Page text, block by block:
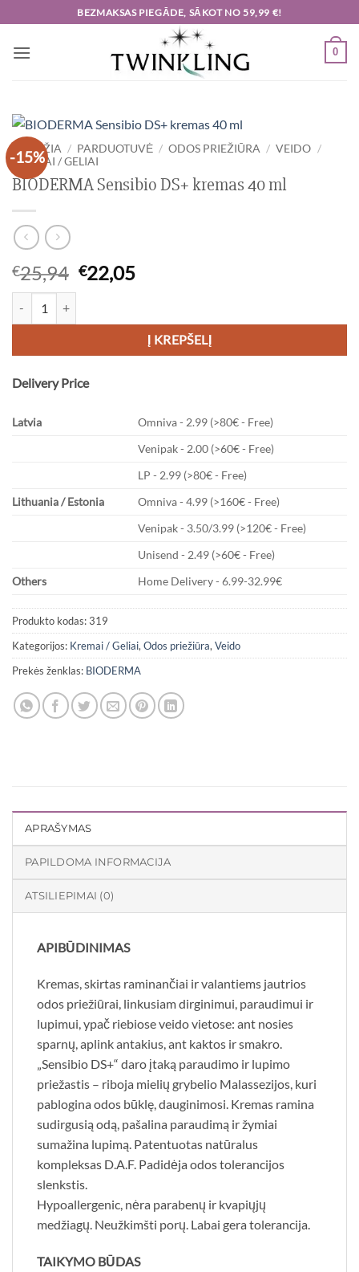
to
content
BEZMAKSAS PIEGĀDE, SĀKOT NO 59,99 €!
0
-15%
PRADŽIA / PARDUOTUVĖ / ODOS PRIEŽIŪRA / VEIDO /
KREMAI / GELIAI
BIODERMA Sensibio DS+ kremas 40 ml
€25,94 Original
price
€25,94.
€22,05Current
€22,05.
Į KREPŠELĮ
Delivery Price
Latvia
Omniva - 2.99 (>80€ - Free)
Venipak - 2.00 (>60€ - Free)
LP - 2.99 (>80€ - Free)
Lithuania / Estonia
Omniva - 4.99 (>160€ - Free)
Venipak - 3.50/3.99 (>120€ - Free)
Unisend - 2.49 (>60€ - Free)
Others
Home Delivery - 6.99-32.99€
Produkto kodas:319
Kategorijos: Kremai / Geliai, Odos priežiūra, Veido
Prekės ženklas: BIODERMA
APRAŠYMAS
PAPILDOMA INFORMACIJA
ATSILIEPIMAI (0)
APIBŪDINIMAS
Kremas, skirtas raminančiai ir valantiems jautrios
odos priežiūrai, linkusiam dirginimui, paraudimui ir
lupimui, ypač riebiose veido vietose: ant nosies
sparnų, aplink antakius, ant kaktos ir smakro.
„Sensibio DS+“ daro įtaką paraudimo ir lupimo
priežastis – riboja mielių grybelio Malassezijos, kuri
pablogina odos būklę, dauginimosi. Kremas ramina
sudirgusią odą, pašalina paraudimą ir žymiai
sumažina lupimą. Patentuotas natūralus
kompleksas D.A.F. Padidėja odos tolerancijos
slenkstis.
Hypoallergenic, nėra parabenų ir kvapiųjų
medžiagų. Neužkimšti porų. Labai gera tolerancija.
TAIKYMO BŪDAS